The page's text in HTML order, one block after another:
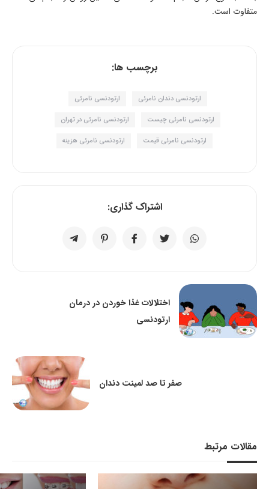
متفاوت است.
برچسب ها:
ارتودنسی دندان نامرئی ارتودنسی نامرئی
ارتودنسی نامرئی چیست ارتودنسی نامرئی در تهران
ارتودنسی نامرئی قیمت ارتودنسی نامرئی هزینه
اشتراک گذاری:
اختلالات غذا خوردن در درمان
ارتودنسی
صفر تا صد لمینت دندان
مقالات مرتبط